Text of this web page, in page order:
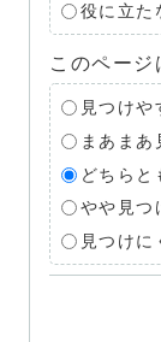
役に立た
このページ
見つけや
まあまあ
どちらと
やや見つ
見つけに